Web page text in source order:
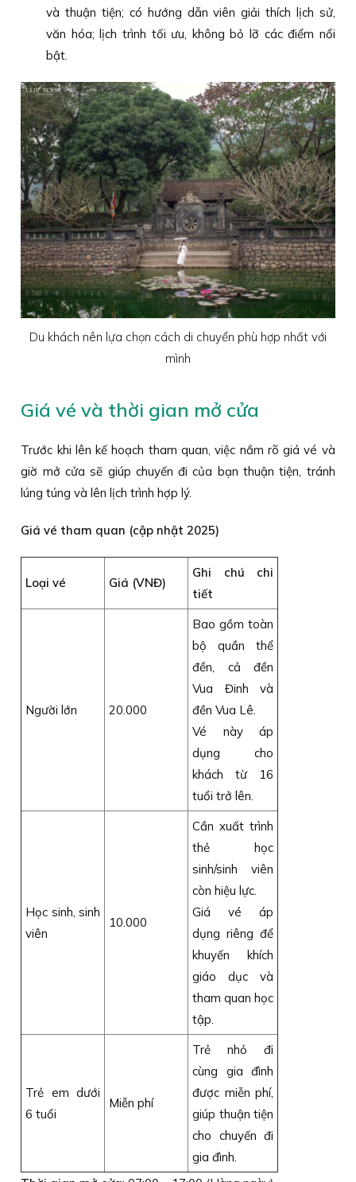
và thuận tiện; có hướng dẫn viên giải thích lịch sử,
văn hóa; lịch trình tối ưu, không bỏ lỡ các điểm nổi
bật.
Du khách nên lựa chọn cách di chuyển phù hợp nhất với
mình
Giá vé và thời gian mở cửa
Trước khi lên kế hoạch tham quan, việc nắm rõ giá vé và
giờ mở cửa sẽ giúp chuyến đi của bạn thuận tiện, tránh
lúng túng và lên lịch trình hợp lý.
Giá vé tham quan (cập nhật 2025)
Loại vé Giá (VNĐ)
Ghi chú chi
tiết
Người lớn 20.000
Bao gồm toàn
bộ quần thể
đền, cả đền
Vua Đinh và
đền Vua Lê.
Vé này áp
dụng cho
khách từ 16
tuổi trở lên.
Học sinh, sinh
viên
10.000
Cần xuất trình
thẻ học
sinh/sinh viên
còn hiệu lực.
Giá vé áp
dụng riêng để
khuyến khích
giáo dục và
tham quan học
tập.
Trẻ em dưới
6 tuổi
Miễn phí
Trẻ nhỏ đi
cùng gia đình
được miễn phí,
giúp thuận tiện
cho chuyến đi
gia đình.